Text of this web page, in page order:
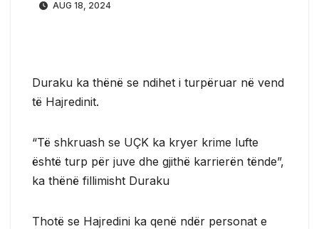
AUG 18, 2024
Duraku ka thënë se ndihet i turpëruar në vend
të Hajredinit.
“Të shkruash se UÇK ka kryer krime lufte
është turp për juve dhe gjithë karrierën tënde”,
ka thënë fillimisht Duraku
Thotë se Hajredini ka qenë ndër personat e